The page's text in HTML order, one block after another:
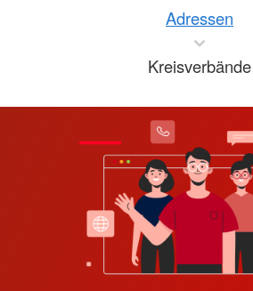
Adressen
Kreisverbände